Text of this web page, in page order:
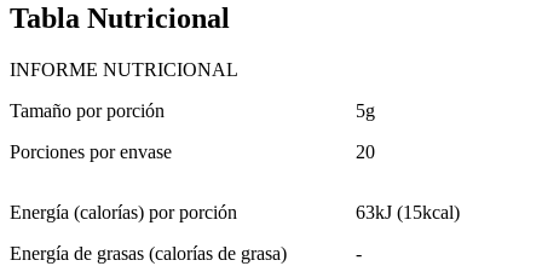
Tabla Nutricional
INFORME NUTRICIONAL
Tamaño por porción
Porciones por envase
5g
20
Energía (calorías) por porción
Energía de grasas (calorías de grasa)
63kJ (15kcal)
-